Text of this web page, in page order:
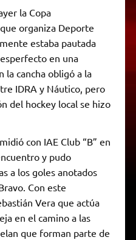
la Copa
organiza Deporte
estaba pautada
en una
la cancha obligó a la
IDRA y Náutico, pero
del hockey local se hizo
con IAE Club “B” en
y pudo
a los goles anotados
Con este
Vera que actúa
en el camino a las
que forman parte de